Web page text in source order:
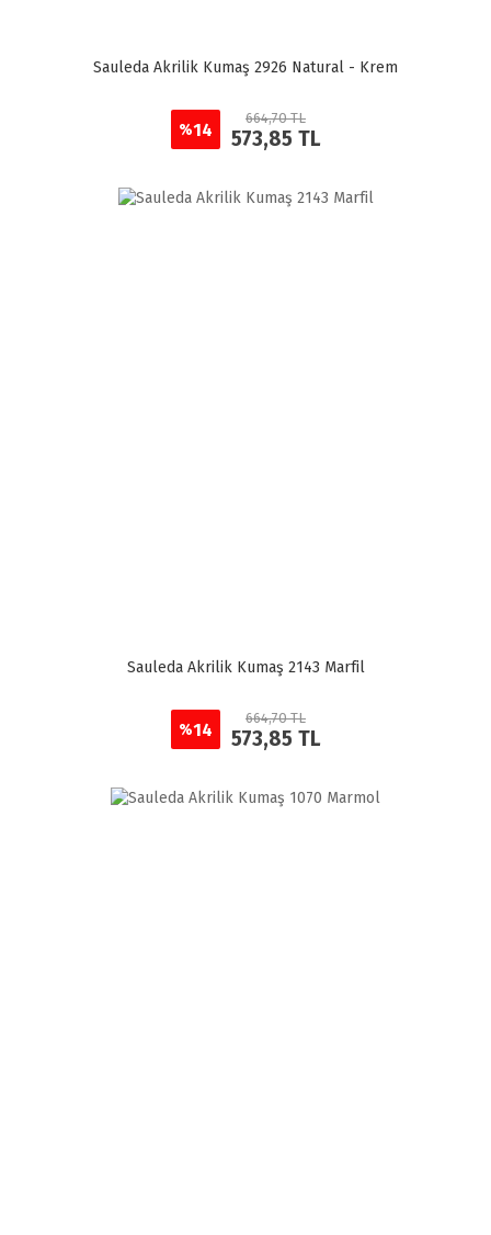
Sauleda Akrilik Kumaş 2926 Natural - Krem
%14
664,70 TL
573,85 TL
Sauleda Akrilik Kumaş 2143 Marfil
%14
664,70 TL
573,85 TL